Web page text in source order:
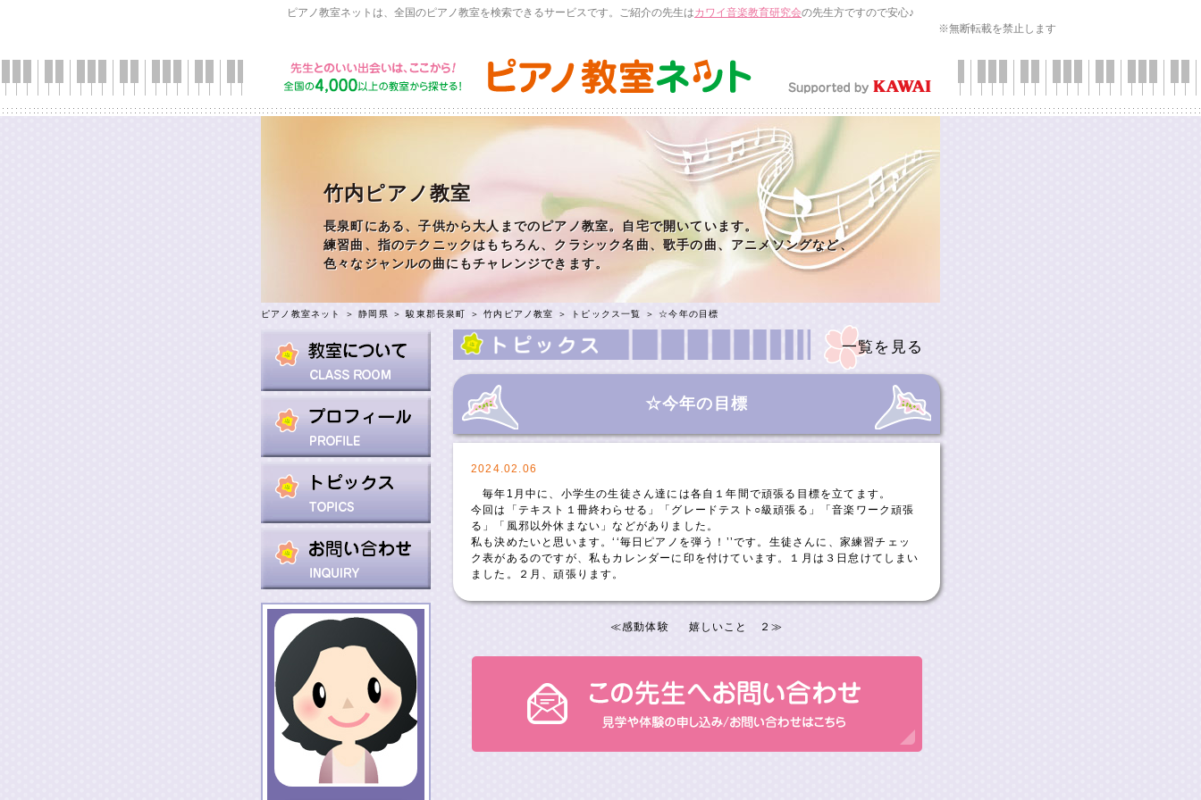
ピアノ教室ネットは、全国のピアノ教室を検索できるサービスです。ご紹介の先生はカワイ音楽教育研究会の先生方ですので安心♪
※無断転載を禁止します
竹内ピアノ教室
長泉町にある、子供から大人までのピアノ教室。自宅で開いています。
練習曲、指のテクニックはもちろん、クラシック名曲、歌手の曲、アニメソングなど、
色々なジャンルの曲にもチャレンジできます。
ピアノ教室ネット ＞静岡県 ＞駿東郡長泉町 ＞竹内ピアノ教室 ＞ トピックス一覧 ＞ ☆今年の目標
一覧を見る
☆今年の目標
2024.02.06
毎年1月中に、小学生の生徒さん達には各自１年間で頑張る目標を立てます。
今回は「テキスト１冊終わらせる」「グレードテスト○級頑張る」「音楽ワーク頑張
る」「風邪以外休まない」などがありました。
私も決めたいと思います。‘‘毎日ピアノを弾う！’’です。生徒さんに、家練習チェッ
ク表があるのですが、私もカレンダーに印を付けています。１月は３日怠けてしまい
ました。２月、頑張ります。
≪感動体験 嬉しいこと ２ ≫